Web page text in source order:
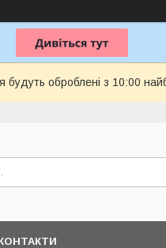
оброблені з 10:00